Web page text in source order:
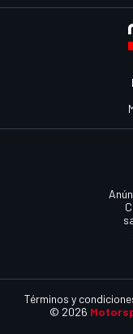
© 2026
Términos y